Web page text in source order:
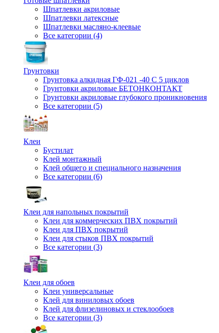
Шпатлевки акриловые
Шпатлевки латексные
Шпатлевки масляно-клеевые
Все категории (4)
Грунтовки
Грунтовка алкидная ГФ-021 -40 С 5 циклов
Грунтовки акриловые БЕТОНКОНТАКТ
Грунтовки акриловые глубокого проникновения
Все категории (5)
Клеи
Бустилат
Клей монтажный
Клей общего и специального назначения
Все категории (6)
Клеи для напольных покрытий
Клеи для коммерческих ПВХ покрытий
Клеи для ПВХ покрытий
Клеи для стыков ПВХ покрытий
Все категории (3)
Клеи для обоев
Клеи универсальные
Клей для виниловых обоев
Клей для флизелиновых и стеклообоев
Все категории (3)